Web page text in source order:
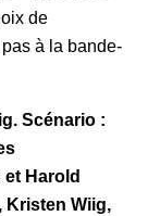
de
à la bande-
Scénario :
Harold
Kristen Wiig,